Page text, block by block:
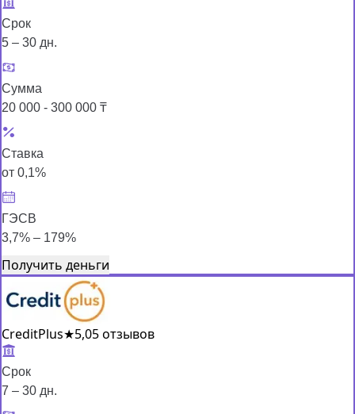
Срок
5 – 30 дн.
Сумма
20 000 - 300 000 ₸
Ставка
от 0,1%
ГЭСВ
3,7% – 179%
Получить деньги
CreditPlus★5,05 отзывов
Срок
7 – 30 дн.